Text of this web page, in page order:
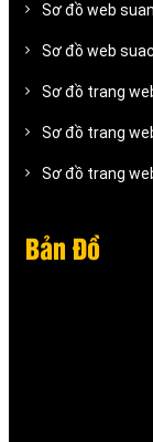
Sơ đồ web
Sơ đồ web
Sơ đồ trang
Sơ đồ trang
Sơ đồ trang
Bản Đồ